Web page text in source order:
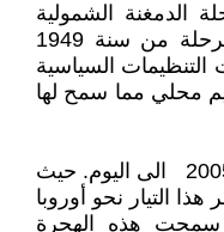
الشمولية
للمجتمع المصري. امتدت هذه المرحلة من سنة 1949
مع سنة 1949 بلغت التنظيمات السياسية
محلي مما سمح لها
4. المرحلة الرابعة من سنة 2005 الى اليوم. حيث
لاطر هذا التيار نحو أوروبا
و سمحت هذه الهجرة